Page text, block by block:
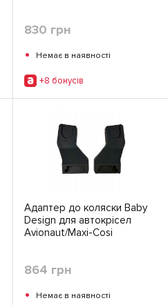
830 грн
• Немає в наявності
+8 бонусiв
Адаптер до коляски Baby
Design для автокрісел
Avionaut/Маxi-Cosi
864 грн
• Немає в наявності